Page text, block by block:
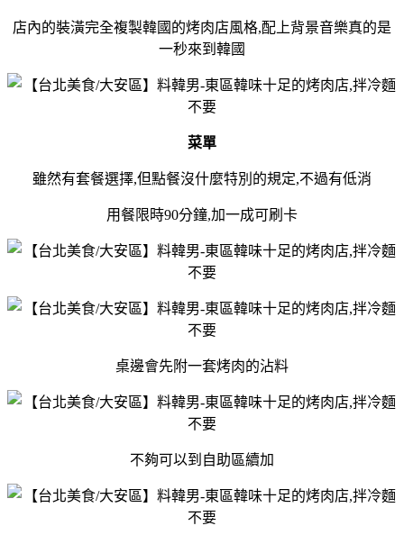
店內的裝潢完全複製韓國的烤肉店風格,配上背景音樂真的是
一秒來到韓國
菜單
雖然有套餐選擇,但點餐沒什麼特別的規定,不過有低消
用餐限時90分鐘,加一成可刷卡
桌邊會先附一套烤肉的沾料
不夠可以到自助區續加